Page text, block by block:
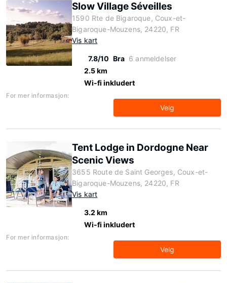
Slow Village Séveilles
1590 Rte de Bigaroque, Coux-et-
Bigaroque-Mouzens, 24220, FR
Vis kart
7.8/10 Bra 6 anmeldelser
2.5 km
Wi-fi inkludert
For mer informasjon:
Velg
Tent Lodge in Dordogne Near
Scenic Views
3655 Route de Saint Georges, Coux-et-
Bigaroque-Mouzens, 24220, FR
Vis kart
3.2 km
Wi-fi inkludert
For mer informasjon:
Velg